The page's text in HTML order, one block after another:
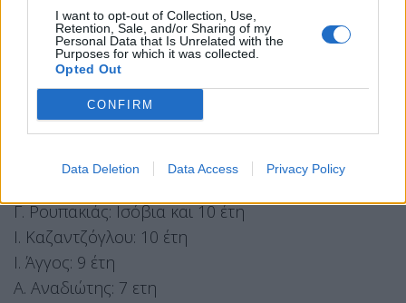
I want to opt-out of Collection, Use,
Retention, Sale, and/or Sharing of my
Personal Data that Is Unrelated with the
Purposes for which it was collected.
Opted Out
CONFIRM
Data Deletion Data Access Privacy Policy
Ελένη Ζαρουλια: 5 κάθειρξη
Πολύβιος Ζησιμόπουλος: 6 κάθειρξη
Κώστας Μπαρμπαρούσης: 6 έτη κάθειρξης
Νίκος Κουζηλος: 7 κάθειρξη
Δημήτρης Κουκούτσης: 5 φυλάκιση
Χρυσοβαλάντης Αλεξοπουλος: 5 έτη φυλάκιση
Για τη δολοφονία Φύσσα οι ποινές είναι:
Γ. Ρουπακιάς: Ισόβια και 10 έτη
Ι. Καζαντζόγλου: 10 έτη
Ι. Άγγος: 9 έτη
Α. Αναδιώτης: 7 ετη